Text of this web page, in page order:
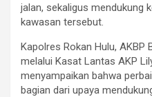
jalan, sekaligus mendukung
kawasan tersebut.
Kapolres Rokan Hulu, AKBP
melalui Kasat Lantas AKP
menyampaikan bahwa
bagian dari upaya